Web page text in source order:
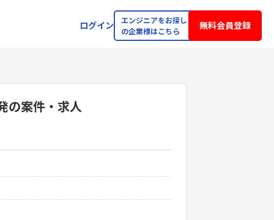
ログイン
エンジニアをお探し
の企業様はこちら
無料会員登録
の案件・求人